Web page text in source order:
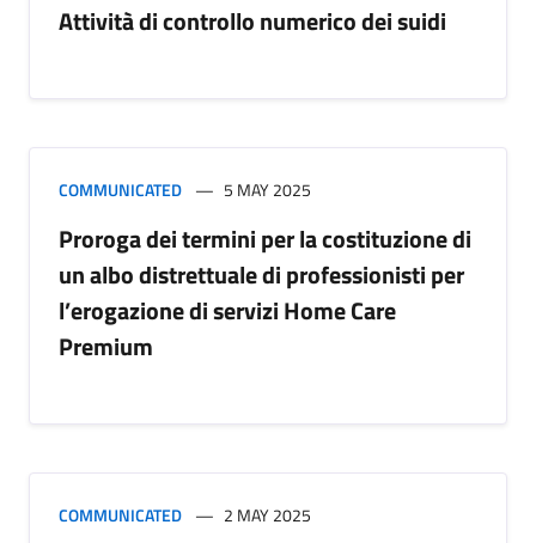
Attività di controllo numerico dei suidi
COMMUNICATED 5 MAY 2025
Proroga dei termini per la costituzione di
un albo distrettuale di professionisti per
l’erogazione di servizi Home Care
Premium
COMMUNICATED 2 MAY 2025